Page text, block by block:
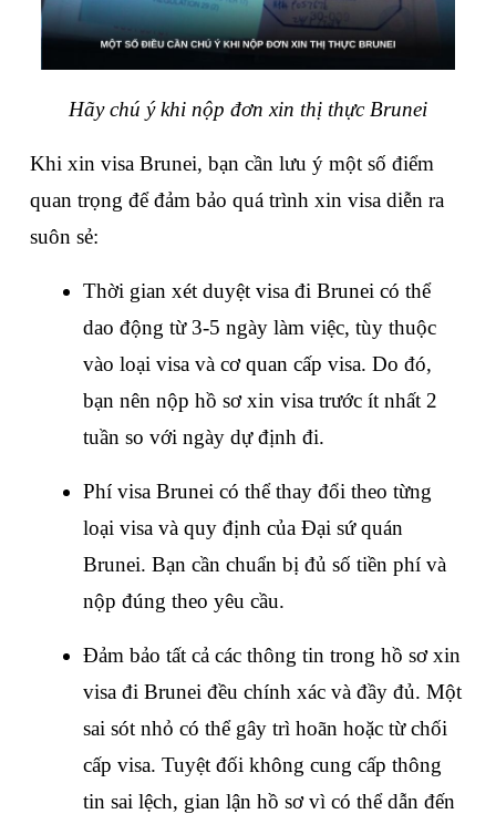
Hãy chú ý khi nộp đơn xin thị thực Brunei
Khi xin visa Brunei, bạn cần lưu ý một số điểm
quan trọng để đảm bảo quá trình xin visa diễn ra
suôn sẻ:
Thời gian xét duyệt visa đi Brunei có thể
dao động từ 3-5 ngày làm việc, tùy thuộc
vào loại visa và cơ quan cấp visa. Do đó,
bạn nên nộp hồ sơ xin visa trước ít nhất 2
tuần so với ngày dự định đi.
Phí visa Brunei có thể thay đổi theo từng
loại visa và quy định của Đại sứ quán
Brunei. Bạn cần chuẩn bị đủ số tiền phí và
nộp đúng theo yêu cầu.
Đảm bảo tất cả các thông tin trong hồ sơ xin
visa đi Brunei đều chính xác và đầy đủ. Một
sai sót nhỏ có thể gây trì hoãn hoặc từ chối
cấp visa. Tuyệt đối không cung cấp thông
tin sai lệch, gian lận hồ sơ vì có thể dẫn đến